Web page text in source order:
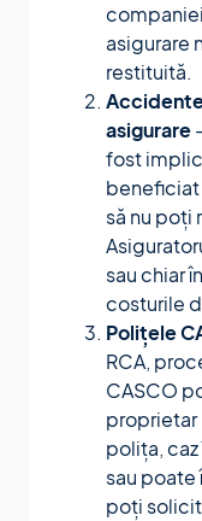
asigurare
restituită.
asigurare
fost
să nu poți
sau chiar
costurile
Polițele
RCA,
CASCO
proprietar
polița, caz
sau poate
poți